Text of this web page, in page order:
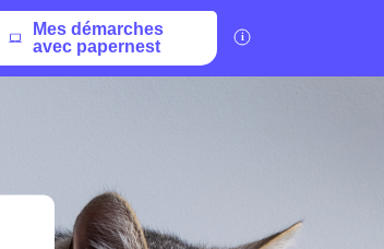
Mes démarches
avec papernest